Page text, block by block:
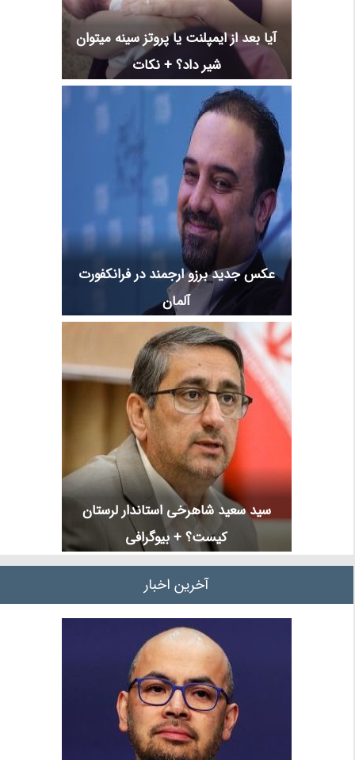
آیا بعد از ایمپلنت یا پروتز سینه میتوان
شیر داد؟ + نکات
عکس جدید برزو ارجمند در فرانکفورت
آلمان
سید سعید شاهرخی استاندار لرستان
کیست؟ + بیوگرافی
آخرین اخبار